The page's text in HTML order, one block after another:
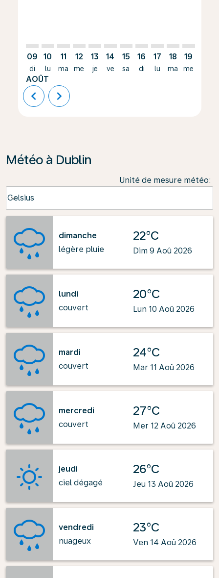
09
di
AOÛT
10
lu
11
ma
12
me
13
je
14
ve
15
sa
16
di
17
lu
18
ma
19
me
chevron_left chevron_right
Météo à Dublin
Unité de mesure météo:
Celsius
keyboard_arrow_down
dimanche
légère pluie
22°C
Dim 9 Aoû 2026
lundi
couvert
20°C
Lun 10 Aoû 2026
mardi
couvert
24°C
Mar 11 Aoû 2026
mercredi
couvert
27°C
Mer 12 Aoû 2026
jeudi
ciel dégagé
26°C
Jeu 13 Aoû 2026
vendredi
nuageux
23°C
Ven 14 Aoû 2026